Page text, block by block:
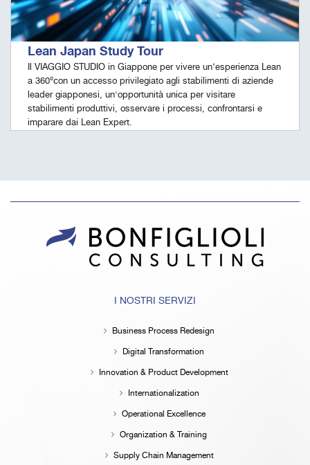
Lean Japan Study Tour
Il VIAGGIO STUDIO in Giappone per vivere un’esperienza Lean
a 360°con un accesso privilegiato agli stabilimenti di aziende
leader giapponesi, un'opportunità unica per visitare
stabilimenti produttivi, osservare i processi, confrontarsi e
imparare dai Lean Expert.
I NOSTRI SERVIZI
Business Process Redesign
Digital Transformation
Innovation & Product Development
Internationalization
Operational Excellence
Organization & Training
Supply Chain Management